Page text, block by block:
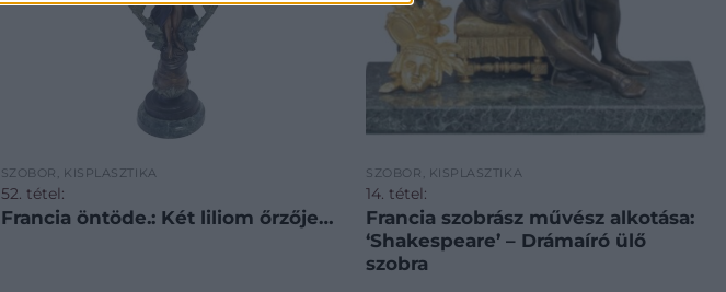
SZOBOR, KISPLASZTIKA
52. tétel:
Francia öntöde.: Két liliom őrzője…
SZOBOR, KISPLASZTIKA
14. tétel:
Francia szobrász művész alkotása:
‘Shakespeare’ – Drámaíró ülő
szobra